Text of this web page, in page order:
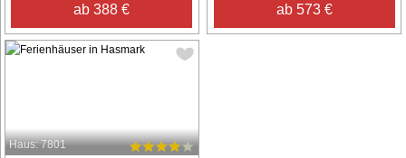
ab 388 € ab 573 €
Haus: 7801